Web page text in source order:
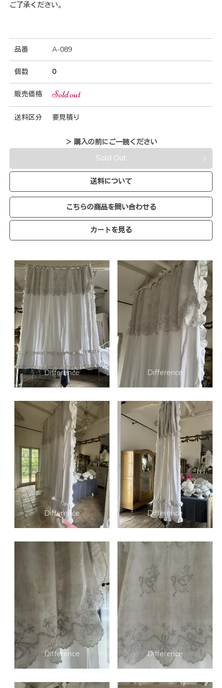
ご了承ください。
品番 A-089
個数 0
販売価格 Sold out
送料区分 要見積り
＞ 購入の前にご一読ください
Sold Out
送料について
こちらの商品を問い合わせる
カートを見る